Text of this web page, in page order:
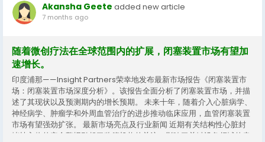
Akansha Geete added new article
7 months ago
随着微创疗法在全球范围内的扩展，闭塞装置市场有望加
速增长。
印度浦那——Insight Partners荣幸地发布最新市场报告《闭塞装置市
场：闭塞装置市场深度分析》。该报告全面分析了闭塞装置市场，并描
述了其现状以及预测期内的增长预期。 未来十年，随着介入心脏病学、
神经病学、肿瘤学和外周血管治疗的进步推动临床应用，血管闭塞装置
市场有望强劲扩张。 最新市场亮点及行业新闻 近期有关结构性心脏封
堵植入物的安全警报引起了监管机构的关注，影响了关键设备领域的患